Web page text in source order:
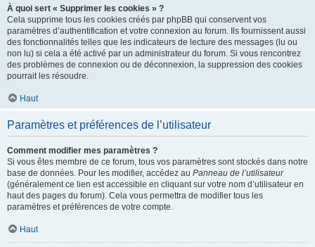
À quoi sert « Supprimer les cookies » ?
Cela supprime tous les cookies créés par phpBB qui conservent vos
paramètres d’authentification et votre connexion au forum. Ils fournissent aussi
des fonctionnalités telles que les indicateurs de lecture des messages (lu ou
non lu) si cela a été activé par un administrateur du forum. Si vous rencontrez
des problèmes de connexion ou de déconnexion, la suppression des cookies
pourrait les résoudre.
Haut
Paramètres et préférences de l’utilisateur
Comment modifier mes paramètres ?
Si vous êtes membre de ce forum, tous vos paramètres sont stockés dans notre
base de données. Pour les modifier, accédez au Panneau de l’utilisateur
(généralement ce lien est accessible en cliquant sur votre nom d’utilisateur en
haut des pages du forum). Cela vous permettra de modifier tous les
paramètres et préférences de votre compte.
Haut